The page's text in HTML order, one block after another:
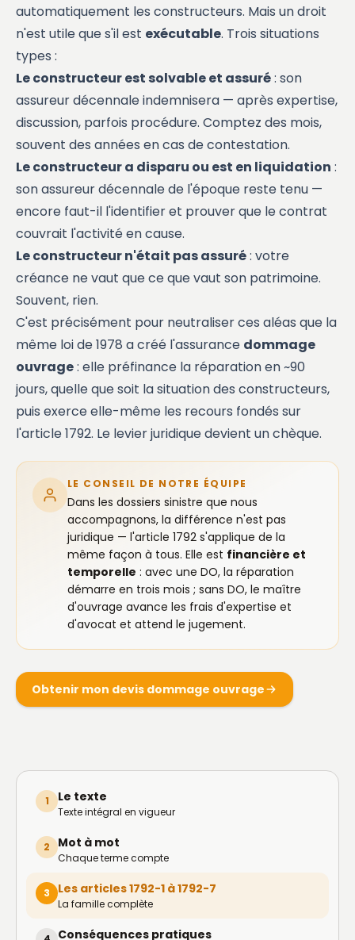
automatiquement les constructeurs. Mais un droit
n'est utile que s'il est exécutable. Trois situations
types :
Le constructeur est solvable et assuré: son
assureur décennale indemnisera — après expertise,
discussion, parfois procédure. Comptez des mois,
souvent des années en cas de contestation.
Le constructeur a disparu ou est en liquidation :
son assureur décennale de l'époque reste tenu —
encore faut-il l'identifier et prouver que le contrat
couvrait l'activité en cause.
Le constructeur n'était pas assuré: votre
créance ne vaut que ce que vaut son patrimoine.
Souvent, rien.
C'est précisément pour neutraliser ces aléas que la
même loi de 1978 a créé l'assurance dommage
ouvrage: elle préfinance la réparation en ~90
jours, quelle que soit la situation des constructeurs,
puis exerce elle-même les recours fondés sur
l'article 1792. Le levier juridique devient un chèque.
LE CONSEIL DE NOTRE ÉQUIPE
Dans les dossiers sinistre que nous
accompagnons, la différence n'est pas
juridique — l'article 1792 s'applique de la
même façon à tous. Elle est financière et
temporelle : avec une DO, la réparation
démarre en trois mois ; sans DO, le maître
d'ouvrage avance les frais d'expertise et
d'avocat et attend le jugement.
Obtenir mon devis dommage ouvrage
1 Le texte
Texte intégral en vigueur
2 Mot à mot
Chaque terme compte
3 Les articles 1792-1 à 1792-7
La famille complète
Conséquences pratiques